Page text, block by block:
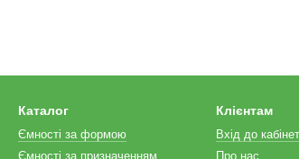
Каталог
Ємності за формою
Ємності за призначенням
Клієнтам
Вхід до
Про нас